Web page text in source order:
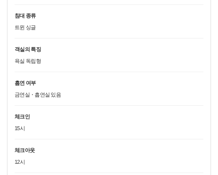
침대 종류
트윈 싱글
객실의 특징
욕실 독립형
흡연 여부
금연실・흡연실 있음
체크인
15시
체크아웃
12시